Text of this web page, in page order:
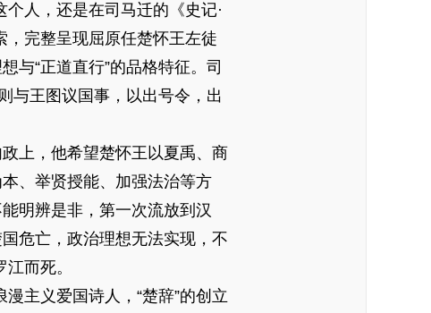
人，还是在司马迁的《史记·
完整呈现屈原任楚怀王左徒
与“正道直行”的品格特征。司
与王图议国事，以出号令，出
上，他希望楚怀王以夏禹、商
、举贤授能、加强法治等方
明辨是非，第一次流放到汉
危亡，政治理想无法实现，不
而死。
主义爱国诗人，“楚辞”的创立